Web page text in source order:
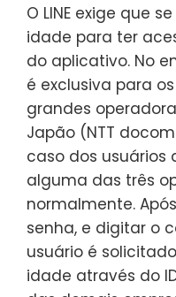
O LINE exige que
idade para ter
do aplicativo. No
é exclusiva para
grandes
Japão (NTT
caso dos
alguma das três
normalmente.
senha, e digitar o
usuário é
idade através do